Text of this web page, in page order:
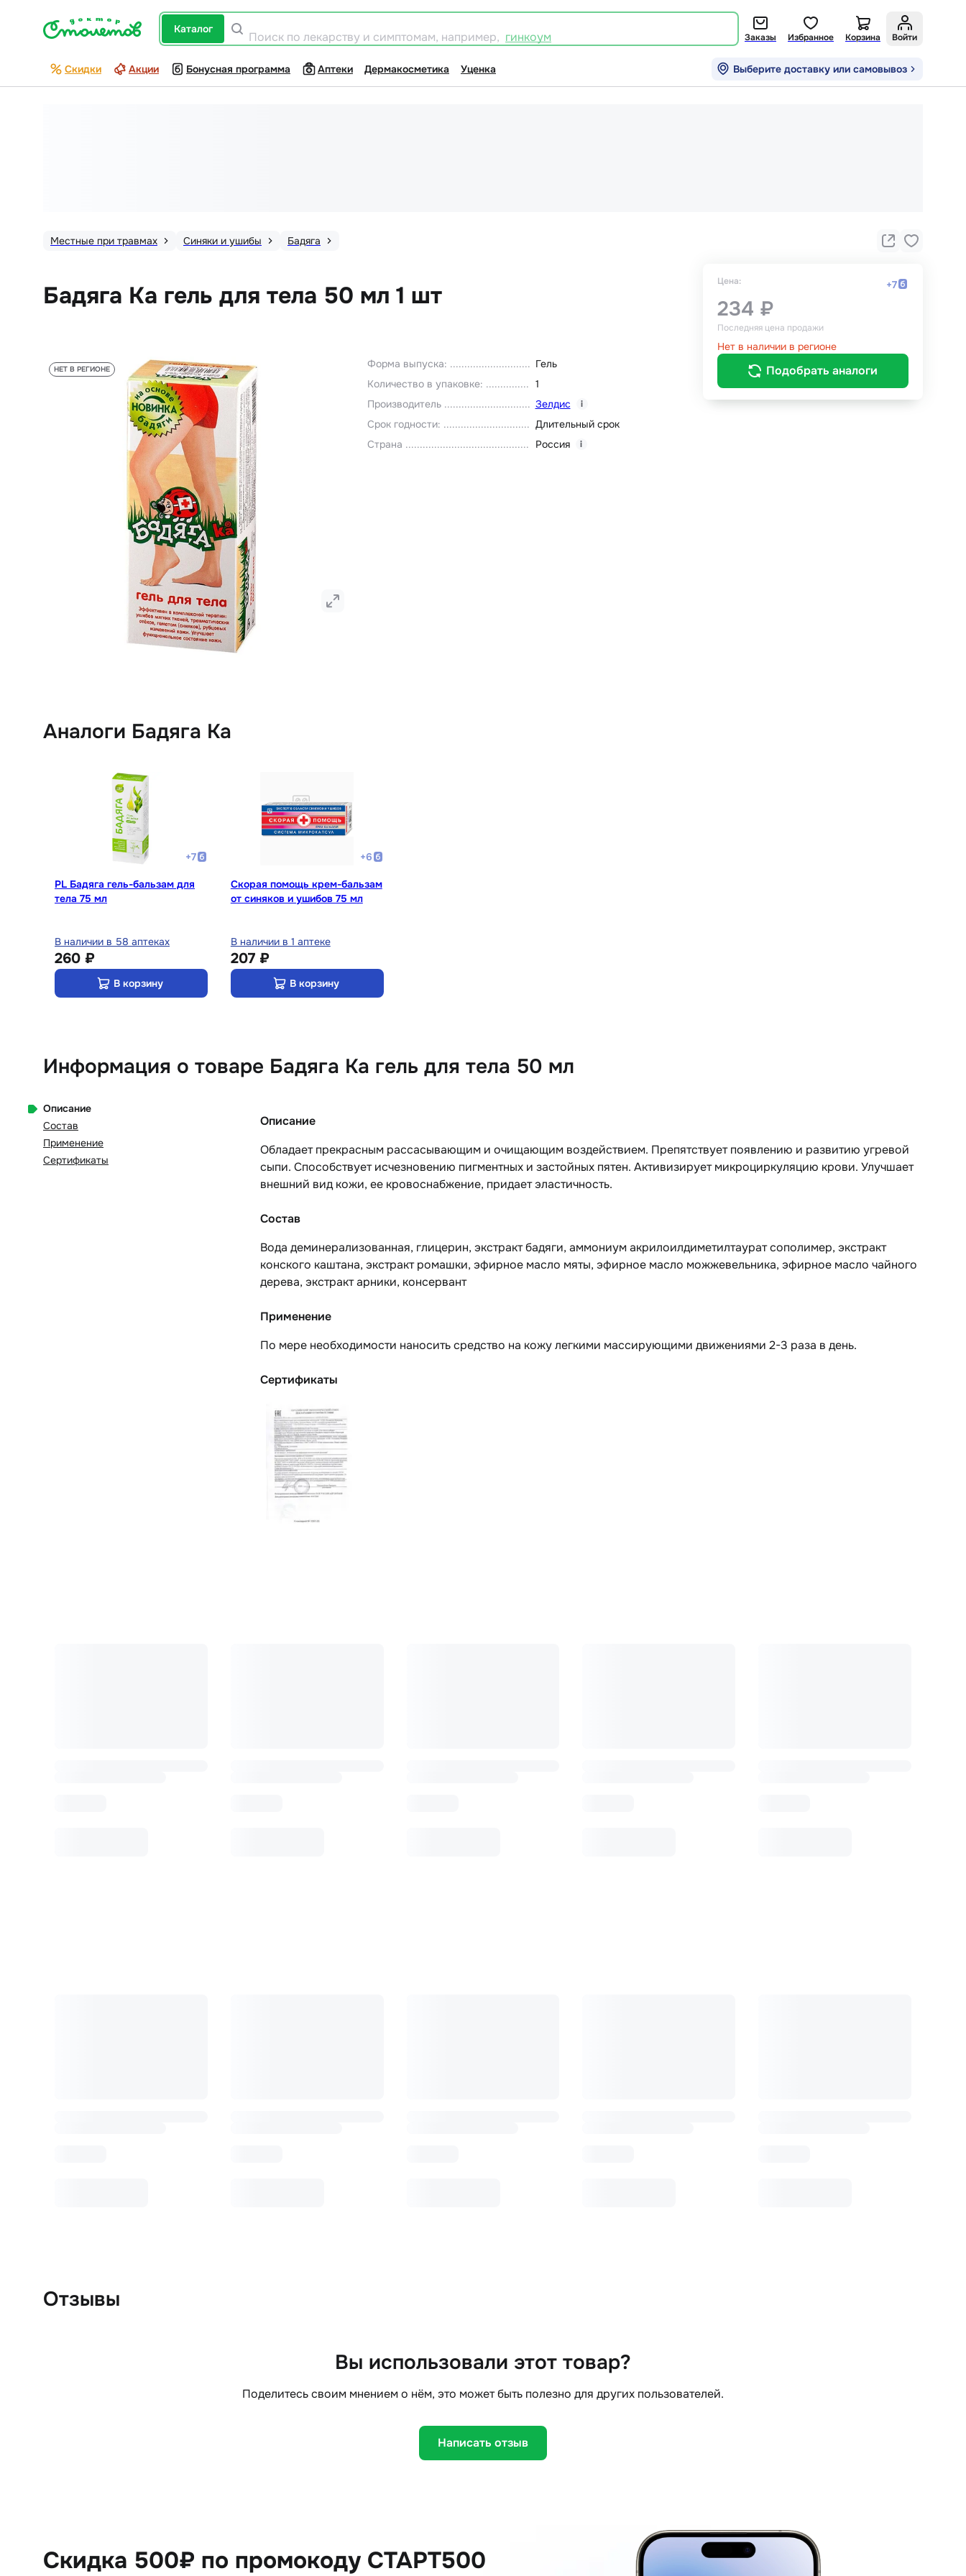
каталог
Поиск по лекарству и симптомам, например, гинкоум Заказы Избранное Корзина Войти
Скидки Акции Бонусная программа Аптеки Дермакосметика Уценка Выберите доставку или самовывоз
Местные при травмах Синяки и ушибы Бадяга
Бадяга Ка гель для тела 50 мл 1 шт
НЕТ В РЕГИОНЕ Форма выпуска:
Гель
Количество в упаковке:
1
Производитель
Зелдис i
Срок годности:
Длительный срок
Страна
Россия i
Цена: +7
234 ₽
Последняя цена продажи
Нет в наличии в регионе
Подобрать аналоги
Аналоги Бадяга Ка
+7
PL Бадяга гель-бальзам для
тела 75 мл
В наличии в 58 аптеках
260 ₽
В корзину
+6
Скорая помощь крем-бальзам
от синяков и ушибов 75 мл
В наличии в 1 аптеке
207 ₽
В корзину
Информация о товаре Бадяга Ка гель для тела 50 мл
Описание
Состав
Применение
Сертификаты
Описание
Обладает прекрасным рассасывающим и очищающим воздействием. Препятствует появлению и развитию угревой
сыпи. Способствует исчезновению пигментных и застойных пятен. Активизирует микроциркуляцию крови. Улучшает
внешний вид кожи, ее кровоснабжение, придает эластичность.
Состав
Вода деминерализованная, глицерин, экстракт бадяги, аммониум акрилоилдиметилтаурат сополимер, экстракт
конского каштана, экстракт ромашки, эфирное масло мяты, эфирное масло можжевельника, эфирное масло чайного
дерева, экстракт арники, консервант
Применение
По мере необходимости наносить средство на кожу легкими массирующими движениями 2-3 раза в день.
Сертификаты
Отзывы
Вы использовали этот товар?
Поделитесь своим мнением о нём, это может быть полезно для других пользователей.
Написать отзыв
Скидка 500₽ по промокоду СТАРТ500